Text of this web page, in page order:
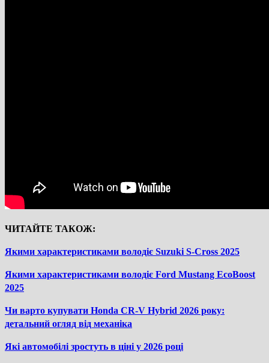
ЧИТАЙТЕ ТАКОЖ:
Якими характеристиками володіє Suzuki S-Cross 2025
Якими характеристиками володіє Ford Mustang EcoBoost
2025
Чи варто купувати Honda CR-V Hybrid 2026 року:
детальний огляд від механіка
Які автомобілі зростуть в ціні у 2026 році